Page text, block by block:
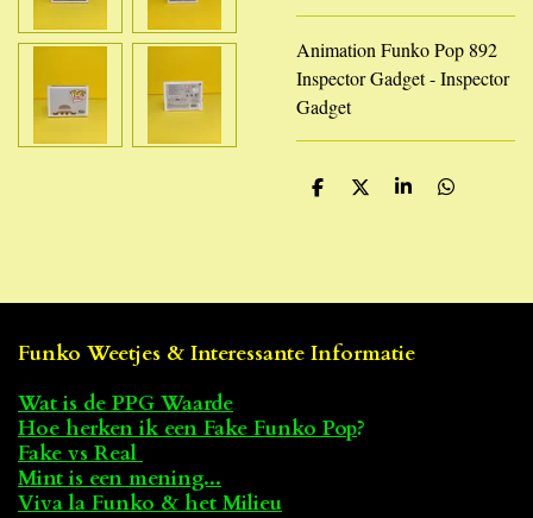
Animation Funko Pop 892
Inspector Gadget - Inspector
Gadget
D
D
S
D
Funko Weetjes & Interessante Informatie
Wat is de PPG Waarde
Hoe herken ik een Fake Funko Pop?
Fake vs Real
Mint is een mening...
Viva la Funko & het Milieu